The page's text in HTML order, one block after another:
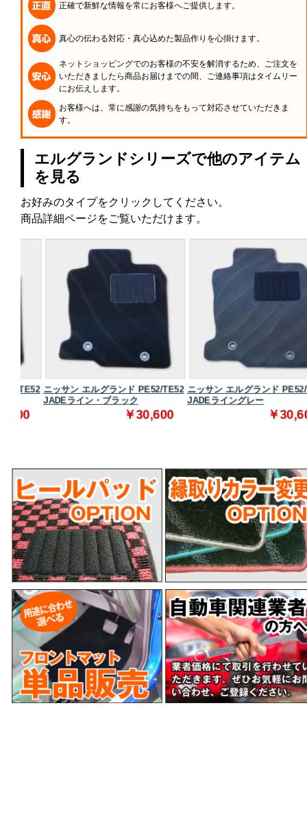
正確で新鮮な情報を常にお客様へご提供します。
真心の伝わる対応・真心込めた製品作りを心掛けます。
ネットショッピングでのお客様の不安を解消するため、ご注文を
いただきましたら商品お届けまでの間、ご連絡事項はタイムリー
にお伝えします。
お客様へは、常に感謝の気持ちをもって対応させていただきま
す。
エルグランドシリーズで他のアイテム
を見る
お好みのタイプをクリックしてください。
商品詳細ページをご覧いただけます。
ニッサン エルグランド PE52/TE52
JADEライン・ブラック
￥30,600
ニッサン エルグランド PE52/TE52
JADEライングレー
￥30,600